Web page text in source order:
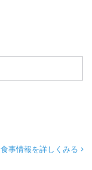
食事情報を詳しくみる